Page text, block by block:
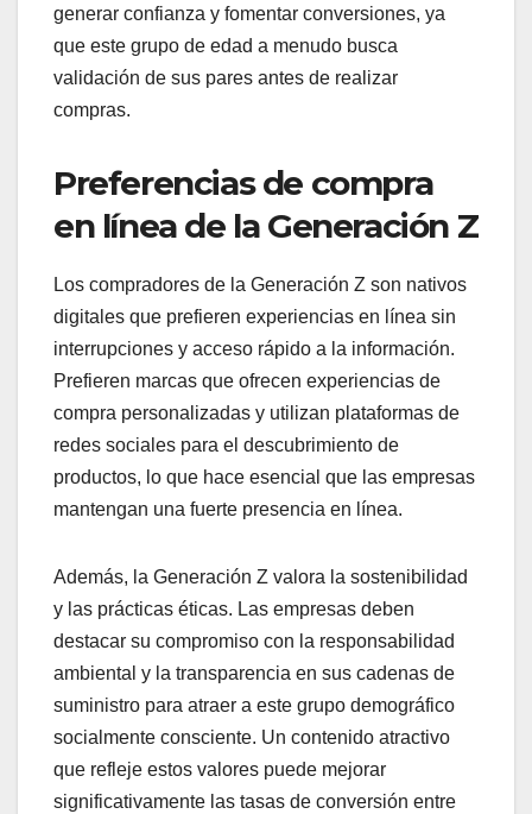
generar confianza y fomentar conversiones, ya
que este grupo de edad a menudo busca
validación de sus pares antes de realizar
compras.
Preferencias de compra
en línea de la Generación Z
Los compradores de la Generación Z son nativos
digitales que prefieren experiencias en línea sin
interrupciones y acceso rápido a la información.
Prefieren marcas que ofrecen experiencias de
compra personalizadas y utilizan plataformas de
redes sociales para el descubrimiento de
productos, lo que hace esencial que las empresas
mantengan una fuerte presencia en línea.
Además, la Generación Z valora la sostenibilidad
y las prácticas éticas. Las empresas deben
destacar su compromiso con la responsabilidad
ambiental y la transparencia en sus cadenas de
suministro para atraer a este grupo demográfico
socialmente consciente. Un contenido atractivo
que refleje estos valores puede mejorar
significativamente las tasas de conversión entre